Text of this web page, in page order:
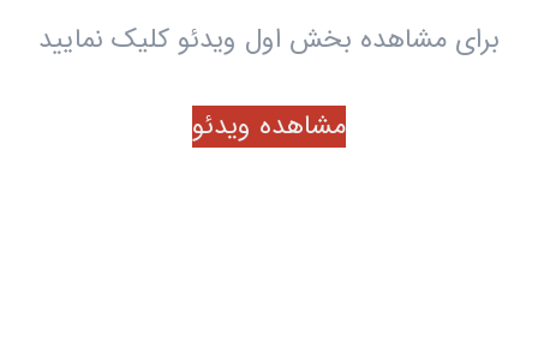
برای مشاهده بخش اول ویدئو کلیک نمایید
مشاهده ویدئو